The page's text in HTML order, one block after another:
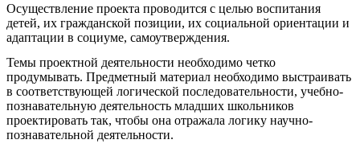
Осуществление проекта проводится с целью воспитания
детей, их гражданской позиции, их социальной ориентации и
адаптации в социуме, самоутверждения.
Темы проектной деятельности необходимо четко
продумывать. Предметный материал необходимо выстраивать
в соответствующей логической последовательности, учебно-
познавательную деятельность младших школьников
проектировать так, чтобы она отражала логику научно-
познавательной деятельности.